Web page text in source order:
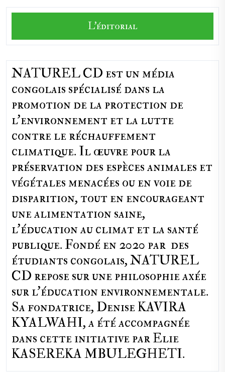
L'éditorial
NATUREL CD est un média
congolais spécialisé dans la
promotion de la protection de
l’environnement et la lutte
contre le réchauffement
climatique. Il œuvre pour la
préservation des espèces animales et
végétales menacées ou en voie de
disparition, tout en encourageant
une alimentation saine,
l'éducation au climat et la santé
publique. Fondé en 2020 par des
étudiants congolais, NATUREL
CD repose sur une philosophie axée
sur l'éducation environnementale.
Sa fondatrice, Denise KAVIRA
KYALWAHI, a été accompagnée
dans cette initiative par Elie
KASEREKA MBULEGHETI.